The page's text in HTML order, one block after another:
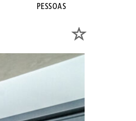
PESSOAS
Favoritos